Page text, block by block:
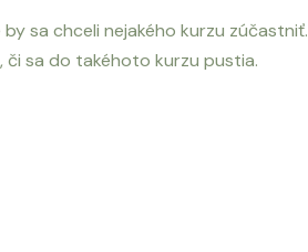
sa chceli nejakého kurzu zúčastniť.
či sa do takéhoto kurzu pustia.